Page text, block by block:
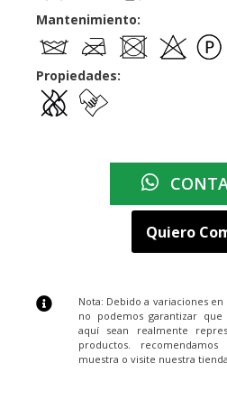
Mantenimiento:
Propiedades:
Quiero
Nota: Debido a variaciones
no podemos garantizar
aquí sean realmente
productos.
muestra o visite nuestra